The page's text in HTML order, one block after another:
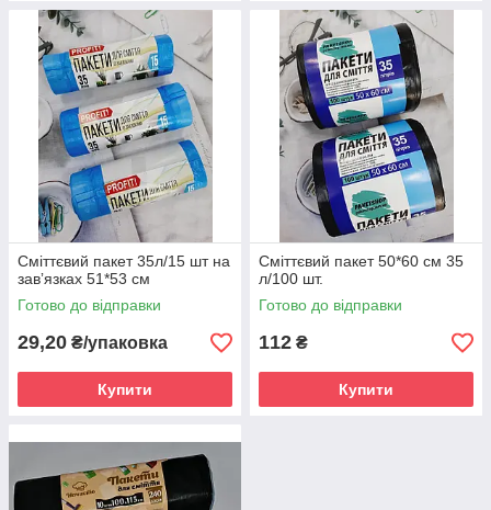
Сміттєвий пакет 35л/15 шт на
завʼязках 51*53 см
Готово до відправки
29,20 ₴/упаковка
Купити
Сміттєвий пакет 50*60 см 35
л/100 шт.
Готово до відправки
112 ₴
Купити